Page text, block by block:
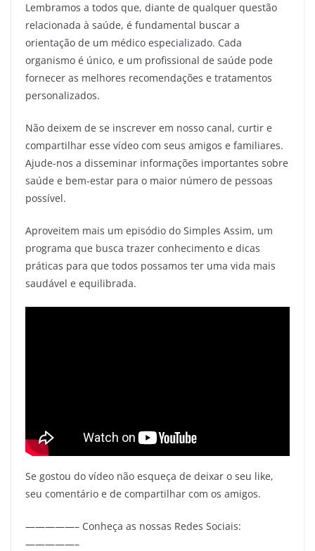
Lembramos a todos que, diante de qualquer questão
relacionada à saúde, é fundamental buscar a
orientação de um médico especializado. Cada
organismo é único, e um profissional de saúde pode
fornecer as melhores recomendações e tratamentos
personalizados.
Não deixem de se inscrever em nosso canal, curtir e
compartilhar esse vídeo com seus amigos e familiares.
Ajude-nos a disseminar informações importantes sobre
saúde e bem-estar para o maior número de pessoas
possível.
Aproveitem mais um episódio do Simples Assim, um
programa que busca trazer conhecimento e dicas
práticas para que todos possamos ter uma vida mais
saudável e equilibrada.
Se gostou do vídeo não esqueça de deixar o seu like,
seu comentário e de compartilhar com os amigos.
—————– Conheça as nossas Redes Sociais:
—————–